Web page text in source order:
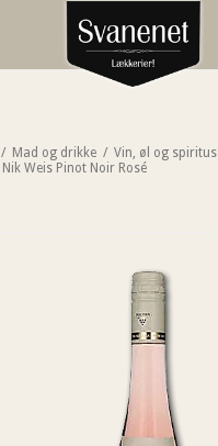
/ Mad og drikke / Vin, øl og spiritus
Nik Weis Pinot Noir Rosé